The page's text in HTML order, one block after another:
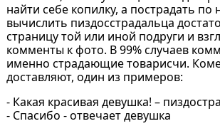
найти себе копилку, а пострадать по
вычислить пиздосстрадальца
страницу той или иной подруги и
комменты к фото. В 99% случаев
именно страдающие товарисчи.
доставляют, один из примеров:
- Какая красивая девушка! –
- Спасибо - отвечает девушка